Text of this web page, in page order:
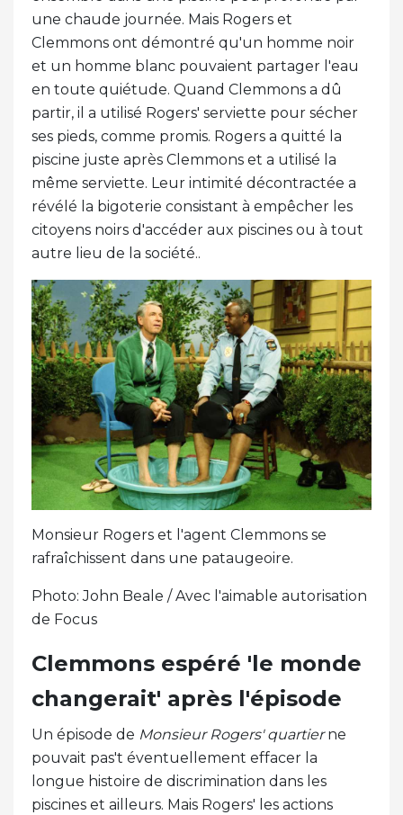
une chaude journée. Mais Rogers et
Clemmons ont démontré qu'un homme noir
et un homme blanc pouvaient partager l'eau
en toute quiétude. Quand Clemmons a dû
partir, il a utilisé Rogers' serviette pour sécher
ses pieds, comme promis. Rogers a quitté la
piscine juste après Clemmons et a utilisé la
même serviette. Leur intimité décontractée a
révélé la bigoterie consistant à empêcher les
citoyens noirs d'accéder aux piscines ou à tout
autre lieu de la société..
Monsieur Rogers et l'agent Clemmons se
rafraîchissent dans une pataugeoire.
Photo: John Beale / Avec l'aimable autorisation
de Focus
Clemmons espéré 'le monde
changerait' après l'épisode
Un épisode de Monsieur Rogers' quartierne
pouvait pas't éventuellement effacer la
longue histoire de discrimination dans les
piscines et ailleurs. Mais Rogers' les actions